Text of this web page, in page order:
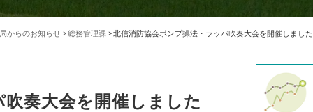
からのお知らせ >総務管理課 >北信消防協会ポンプ操法・ラッパ吹奏大会を開催しました
奏大会を開催しました